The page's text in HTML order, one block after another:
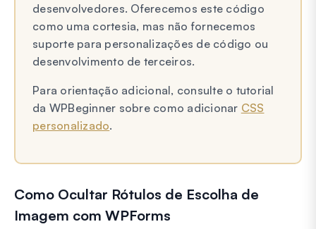
desenvolvedores. Oferecemos este código
como uma cortesia, mas não fornecemos
suporte para personalizações de código ou
desenvolvimento de terceiros.
Para orientação adicional, consulte o tutorial
da WPBeginner sobre como adicionar CSS
personalizado.
Como Ocultar Rótulos de Escolha de
Imagem com WPForms